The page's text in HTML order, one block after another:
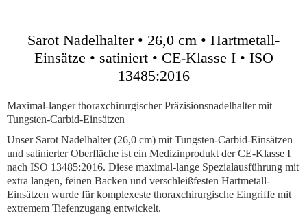
Sarot Nadelhalter • 26,0 cm • Hartmetall-
Einsätze • satiniert • CE-Klasse I • ISO
13485:2016
Maximal-langer thoraxchirurgischer Präzisionsnadelhalter mit
Tungsten-Carbid-Einsätzen
Unser Sarot Nadelhalter (26,0 cm) mit Tungsten-Carbid-Einsätzen
und satinierter Oberfläche ist ein Medizinprodukt der CE-Klasse I
nach ISO 13485:2016. Diese maximal-lange Spezialausführung mit
extra langen, feinen Backen und verschleißfesten Hartmetall-
Einsätzen wurde für komplexeste thoraxchirurgische Eingriffe mit
extremem Tiefenzugang entwickelt.